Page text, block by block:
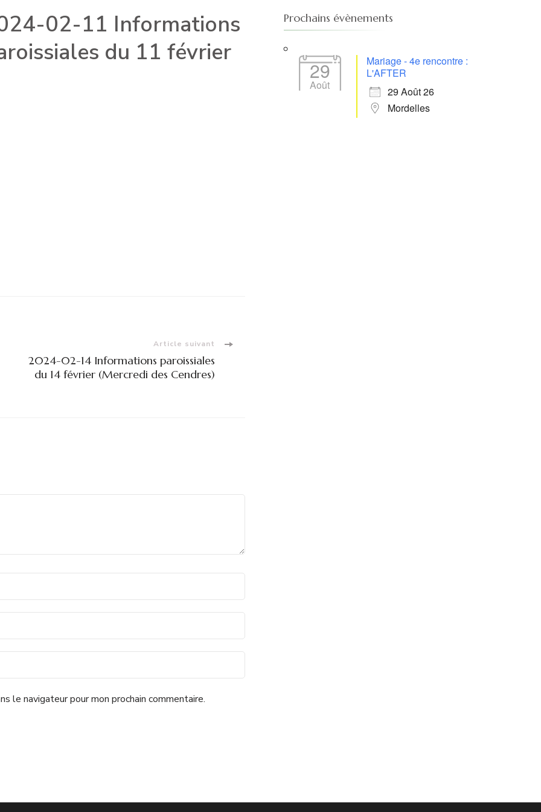
02-11 Informations
du 11 février
Article suivant
2024-02-14 Informations paroissiales
du 14 février (Mercredi des Cendres)
le navigateur pour mon prochain commentaire.
Prochains évènements
29
Août
Mariage - 4e rencontre :
L'AFTER
29 Août 26
Mordelles